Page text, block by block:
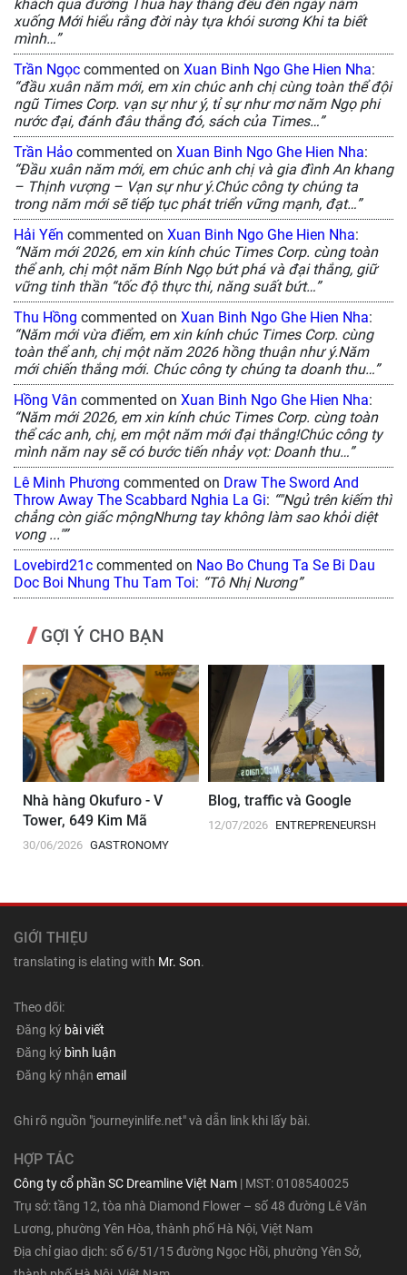
khách qua đường Thua hay thắng đều đến ngày nằm
xuống Mới hiểu rằng đời này tựa khói sương Khi ta biết
mình…”
Trần Ngọc commented on Xuan Binh Ngo Ghe Hien Nha:
“đầu xuân năm mới, em xin chúc anh chị cùng toàn thể đội
ngũ Times Corp. vạn sự như ý, tỉ sự như mơ năm Ngọ phi
nước đại, đánh đâu thắng đó, sách của Times…”
Trần Hảo commented on Xuan Binh Ngo Ghe Hien Nha:
“Đầu xuân năm mới, em chúc anh chị và gia đình An khang
– Thịnh vượng – Vạn sự như ý.Chúc công ty chúng ta
trong năm mới sẽ tiếp tục phát triển vững mạnh, đạt…”
Hải Yến commented on Xuan Binh Ngo Ghe Hien Nha:
“Năm mới 2026, em xin kính chúc Times Corp. cùng toàn
thể anh, chị một năm Bính Ngọ bứt phá và đại thắng, giữ
vững tinh thần “tốc độ thực thi, năng suất bứt…”
Thu Hồng commented on Xuan Binh Ngo Ghe Hien Nha:
“Năm mới vừa điểm, em xin kính chúc Times Corp. cùng
toàn thể anh, chị một năm 2026 hồng thuận như ý.Năm
mới chiến thắng mới. Chúc công ty chúng ta doanh thu…”
Hồng Vân commented on Xuan Binh Ngo Ghe Hien Nha:
“Năm mới 2026, em xin kính chúc Times Corp. cùng toàn
thể các anh, chị, em một năm mới đại thắng!Chúc công ty
mình năm nay sẽ có bước tiến nhảy vọt: Doanh thu…”
Lê Minh Phương commented on Draw The Sword And
Throw Away The Scabbard Nghia La Gi: “"Ngủ trên kiếm thì
chẳng còn giấc mộngNhưng tay không làm sao khỏi diệt
vong ..."”
Lovebird21c commented on Nao Bo Chung Ta Se Bi Dau
Doc Boi Nhung Thu Tam Toi: “Tô Nhị Nương”
GỢI Ý CHO BẠN
Nhà hàng Okufuro - V
Tower, 649 Kim Mã
30/06/2026 GASTRONOMY
Blog, traffic và Google
12/07/2026 ENTREPRENEURSHIP
GIỚI THIỆU
translating is elating with Mr. Son.
Theo dõi:
Đăng ký bài viết
Đăng ký bình luận
Đăng ký nhận email
Ghi rõ nguồn "journeyinlife.net" và dẫn link khi lấy bài.
HỢP TÁC
Công ty cổ phần SC Dreamline Việt Nam | MST: 0108540025
Trụ sở: tầng 12, tòa nhà Diamond Flower – số 48 đường Lê Văn
Lương, phường Yên Hòa, thành phố Hà Nội, Việt Nam
Địa chỉ giao dịch: số 6/51/15 đường Ngọc Hồi, phường Yên Sở,